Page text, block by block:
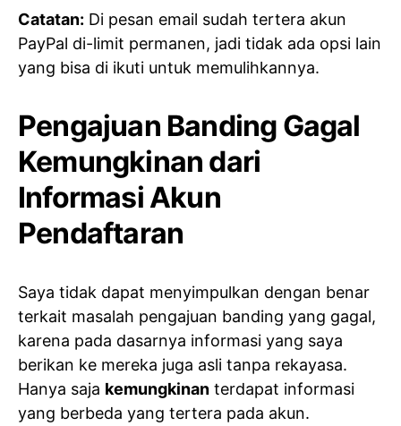
Catatan: Di pesan email sudah tertera akun
PayPal di-limit permanen, jadi tidak ada opsi lain
yang bisa di ikuti untuk memulihkannya.
Pengajuan Banding Gagal
Kemungkinan dari
Informasi Akun
Pendaftaran
Saya tidak dapat menyimpulkan dengan benar
terkait masalah pengajuan banding yang gagal,
karena pada dasarnya informasi yang saya
berikan ke mereka juga asli tanpa rekayasa.
Hanya saja kemungkinan terdapat informasi
yang berbeda yang tertera pada akun.